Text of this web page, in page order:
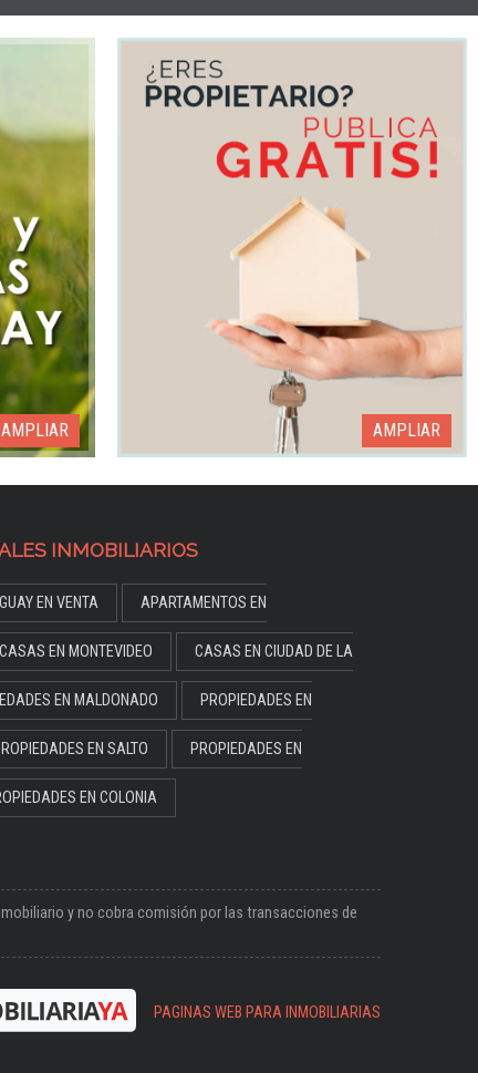
INMOBILIARIOS
EN VENTA APARTAMENTOS EN
CASAS EN MONTEVIDEO CASAS EN CIUDAD DE LA
EN MALDONADO PROPIEDADES EN
EN SALTO PROPIEDADES EN
EN COLONIA
y no cobra comisión por las transacciones de
PAGINAS WEB PARA INMOBILIARIAS